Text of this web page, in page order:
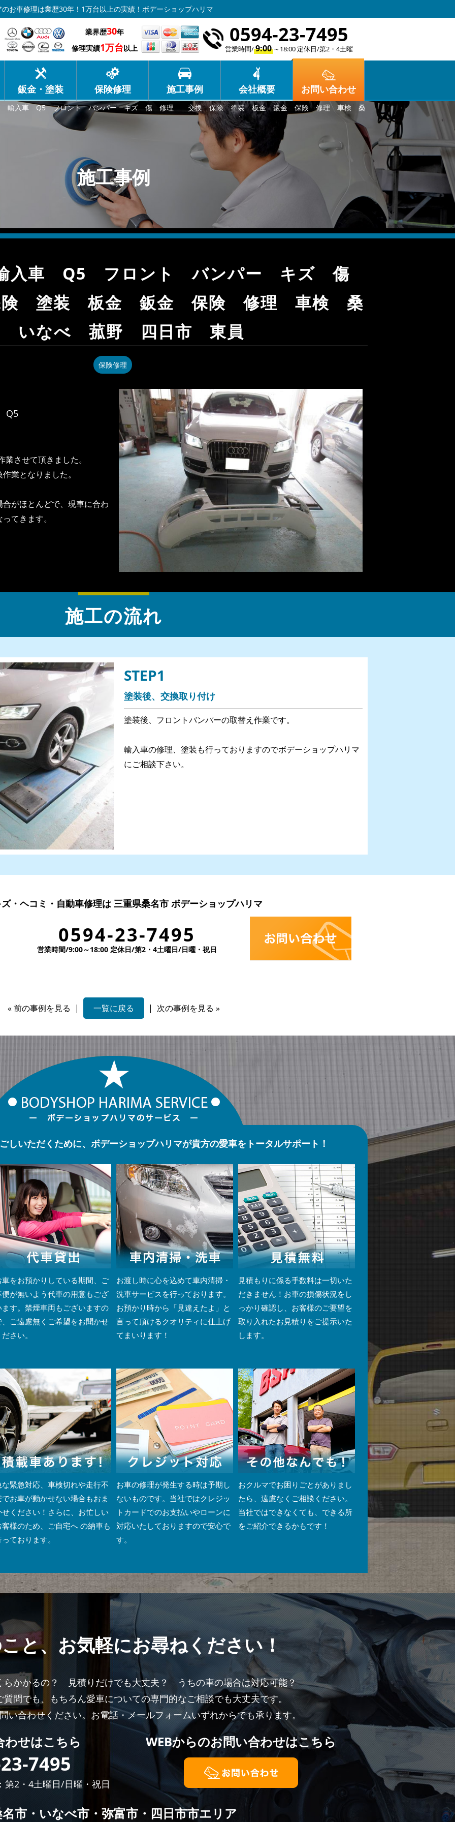
お車修理は業歴30年！1万台以上の実績！ボデーショップハリマ
業界歴30年
修理実績1万台以上
0594-23-7495
営業時間/9:00 ～18:00 定休日/第2・4土曜
鈑金・塗装 保険修理 施工事例 会社概要 お問い合わせ
輸入車 Q5 フロント バンパー キズ 傷 修理 交換 保険 塗装 板金 鈑金 保険 修理 車検 桑
施工事例
入車 Q5 フロント バンパー キズ 傷
塗装 板金 鈑金 保険 修理 車検 桑
いなべ 菰野 四日市 東員
保険修理
Q5
させて頂きました。
業となりました。
がほとんどで、現車に合わ
てきます。
施工の流れ
STEP1
塗装後、交換取り付け
塗装後、フロントバンパーの取替え作業です。
輸入車の修理、塗装も行っておりますのでボデーショップハリマ
にご相談下さい。
・ヘコミ・自動車修理は 三重県桑名市 ボデーショップハリマ
0594-23-7495
営業時間/9:00～18:00 定休日/第2・4土曜日/日曜・祝日
« 前の事例を見る | 一覧に戻る | 次の事例を見る »
しいただくために、ボデーショップハリマが貴方の愛車をトータルサポート！
車をお預かりしている期間、ご
便が無いよう代車の用意もござ
ます。禁煙車両もございますの
、ご遠慮無くご希望をお聞かせ
さい。
お渡し時に心を込めて車内清掃・
洗車サービスを行っております。
お預かり時から「見違えたよ」と
言って頂けるクオリティに仕上げ
てまいります！
見積もりに係る手数料は一切いた
だきません！お車の損傷状況をし
っかり確認し、お客様のご要望を
取り入れたお見積りをご提示いた
します。
な緊急対応、車検切れや走行不
でお車が動かせない場合もおま
せください！さらに、お忙しい
客様のため、ご自宅へ の納⾞も
ております。
お車の修理が発生する時は予期し
ないものです。当社ではクレジッ
トカードでのお支払いやローンに
対応いたしておりますので安心で
す。
おクルマでお困りごとがありまし
たら、遠慮なくご相談ください。
当社ではできなくても、できる所
をご紹介できるかもです！
と、 お気軽にお尋ねください！
らかかるの？ 見積りだけでも大丈夫？ うちの車の場合は対応可能？
質問でも、もちろん愛車についての専門的なご相談でも大丈夫です。
い合わせください。お電話・メールフォームいずれからでも承ります。
わせはこちら
7495
2・4土曜日/日曜・祝日
WEBからのお問い合わせはこちら
市・いなべ市・弥富市・四日市市エリア